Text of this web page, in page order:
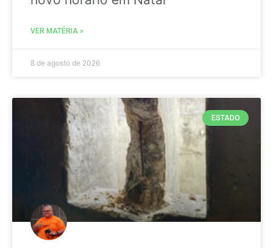
VER MATÉRIA »
8 de agosto de 2026
ESTADO